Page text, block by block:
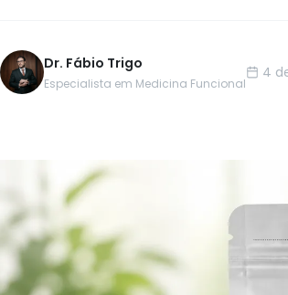
Dr. Fábio Trigo
Especialista em Medicina Funcional
4